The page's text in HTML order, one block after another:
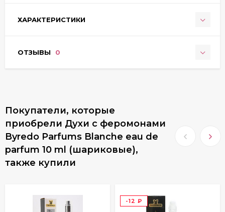
ХАРАКТЕРИСТИКИ
ОТЗЫВЫ 0
Покупатели, которые
приобрели Духи с феромонами
Byredo Parfums Blanche eau de
parfum 10 ml (шариковые),
также купили
-12 ₽